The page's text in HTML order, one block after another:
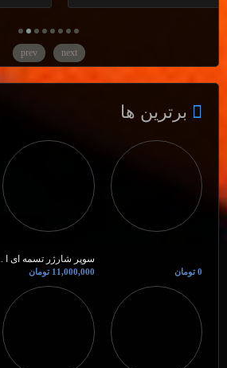
prev next
برترین ها
0 تومان
سوپر شارژر تسمه ای ا
11,000,000 تومان